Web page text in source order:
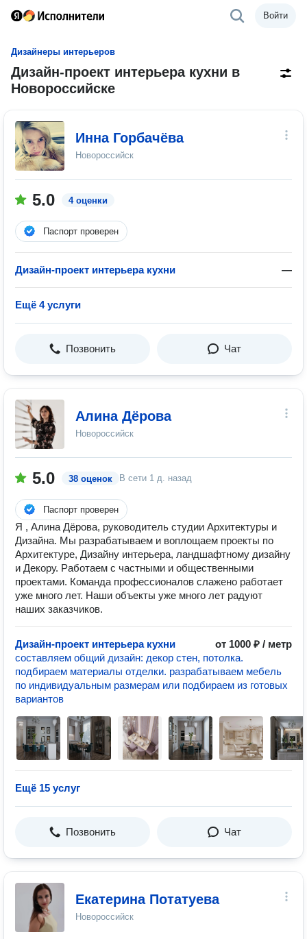
Войти
Дизайнеры интерьеров
Дизайн-проект интерьера кухни в
Новороссийске
Инна Горбачёва
Новороссийск
5.0 4 оценки
Паспорт проверен
Дизайн-проект интерьера кухни —
Ещё 4 услуги
Позвонить Чат
Алина Дёрова
Новороссийск
5.0 38 оценок В сети 1 д. назад
Паспорт проверен
Я , Алина Дёрова, руководитель студии Архитектуры и
Дизайна. Мы разрабатываем и воплощаем проекты по
Архитектуре, Дизайну интерьера, ландшафтному дизайну
и Декору. Работаем с частными и общественными
проектами. Команда профессионалов слажено работает
уже много лет. Наши объекты уже много лет радуют
наших заказчиков.
Дизайн-проект интерьера кухни
от 1000 ₽ / метр
составляем общий дизайн: декор стен, потолка.
подбираем материалы отделки. разрабатываем мебель
по индивидуальным размерам или подбираем из готовых
вариантов
Ещё 15 услуг
Позвонить Чат
Екатерина Потатуева
Новороссийск